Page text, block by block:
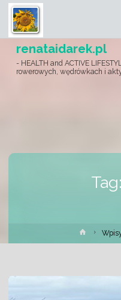
renataidarek.pl
- HEALTH and ACTIVE
rowerowych, wędrówkach i
Tag:
Strona
główna